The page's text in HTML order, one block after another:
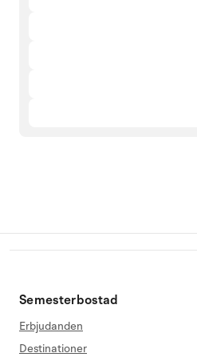
Semesterbostad
Erbjudanden
Destinationer